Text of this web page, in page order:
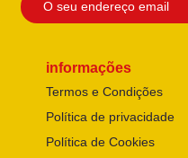
informações
Termos e Condições
Política de privacidade
Política de Cookies